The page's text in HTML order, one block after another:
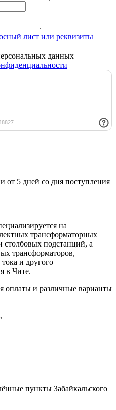
лист или реквизиты
данных
от 5 дней со дня поступления
на
трансформаторных
подстанций, а
трансформаторов,
и другого
в Чите.
оплаты и различные варианты
пункты Забайкальского